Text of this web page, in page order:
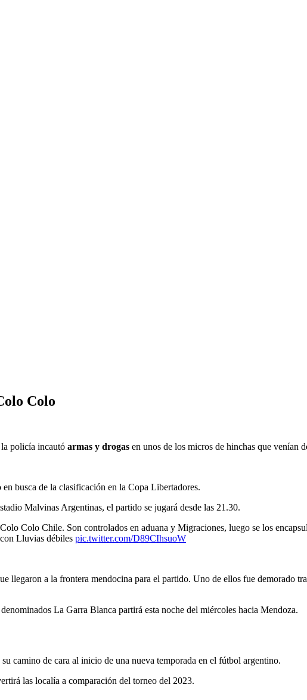
Colo
la policía incautó armas y drogas en unos de los micros de hinchas que venían
busca de la clasificación en la Copa Libertadores.
Malvinas Argentinas, el partido se jugará desde las 21.30.
Colo Chile. Son controlados en aduana y Migraciones, luego se los
Lluvias débiles pic.twitter.com/D89CIhsuoW
a la frontera mendocina para el partido. Uno de ellos fue demorado
La Garra Blanca partirá esta noche del miércoles hacia Mendoza.
camino de cara al inicio de una nueva temporada en el fútbol argentino.
las localía a comparación del torneo del 2023.